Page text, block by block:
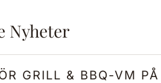
Nyheter
GRILL & BBQ-VM PÅ